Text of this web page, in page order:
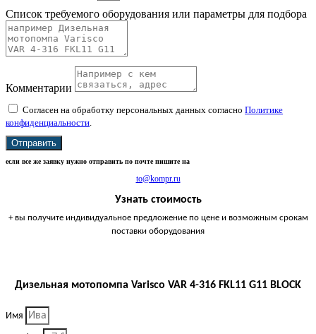
Список требуемого оборудования или параметры для подбора
Комментарии
Согласен на обработку персональных данных согласно Политике
конфиденциальности.
Отправить
если все же заявку нужно отправить по почте пишите на
to@kompr.ru
Узнать стоимость
+ вы получите индивидуальное предложение по цене и возможным срокам
поставки оборудования
Дизельная мотопомпа Varisco VAR 4-316 FKL11 G11 BLOCK
Имя